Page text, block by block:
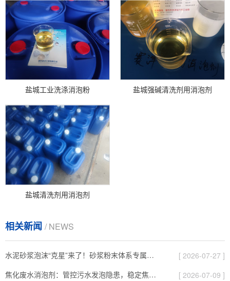
盐城工业洗涤消泡粉 盐城强碱清洗剂用消泡剂
盐城清洗剂用消泡剂
相关新闻 / NEWS
水泥砂浆泡沫“克星”来了！砂浆粉末体系专属消泡粉，如何破解生产顽疾？
[ 2026-07-27 ]
焦化废水消泡剂：管控污水发泡隐患，稳定焦化污水处理工况
[ 2026-07-09 ]